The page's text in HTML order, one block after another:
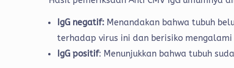
IgG negatif: Menandakan bahwa tubuh
terhadap virus ini dan berisiko
IgG positif: Menunjukkan bahwa tubuh